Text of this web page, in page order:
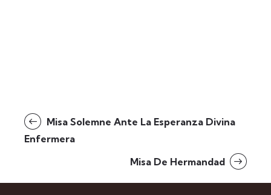
Misa Solemne Ante La Esperanza Divina
Enfermera
Misa De Hermandad